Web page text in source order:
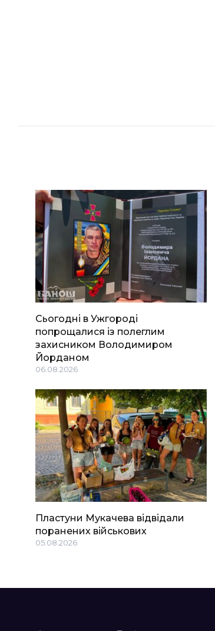
Сьогодні в Ужгороді
попрощалися із полеглим
захисником Володимиром
Йорданом
06.08.2026
Пластуни Мукачева відвідали
поранених військових
05.08.2026